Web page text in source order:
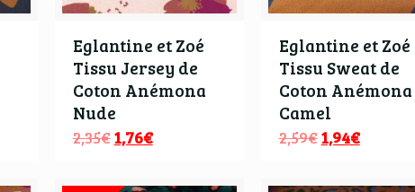
Eglantine et Zoé
Tissu Jersey de
Coton Anémona
Nude
2,35€1,76€
Eglantine et Zoé
Tissu Sweat de
Coton Anémona
Camel
2,59€1,94€